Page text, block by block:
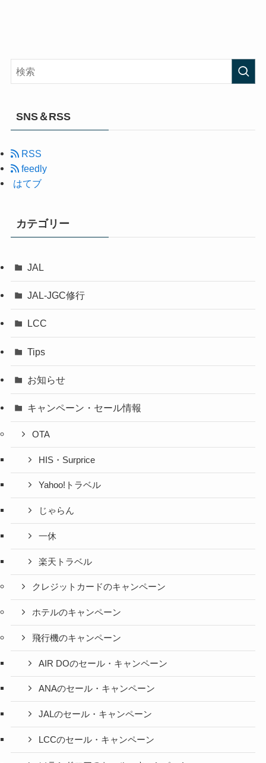
SNS＆RSS
RSS
feedly
はてブ
カテゴリー
JAL
JAL-JGC修行
LCC
Tips
お知らせ
キャンペーン・セール情報
OTA
HIS・Surprice
Yahoo!トラベル
じゃらん
一休
楽天トラベル
クレジットカードのキャンペーン
ホテルのキャンペーン
飛行機のキャンペーン
AIR DOのセール・キャンペーン
ANAのセール・キャンペーン
JALのセール・キャンペーン
LCCのセール・キャンペーン